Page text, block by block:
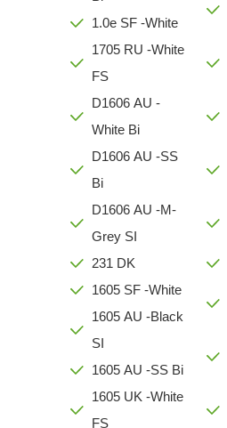
1.0e SF -White
1705 RU -White
FS
D1606 AU -
White Bi
D1606 AU -SS
Bi
D1606 AU -M-
Grey SI
231 DK
1605 SF -White
1605 AU -Black
SI
1605 AU -SS Bi
1605 UK -White
FS